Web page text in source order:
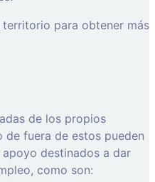
para obtener más
de los propios
fuera de estos pueden
destinados a dar
como son: